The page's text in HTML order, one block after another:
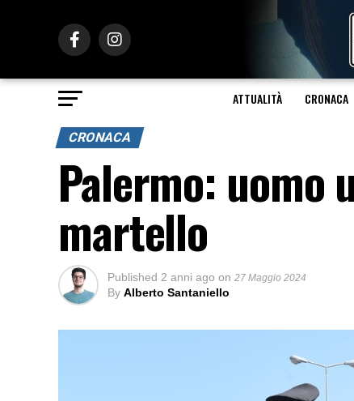
ATTUALITÀ CRONACA
CRONACA
Palermo: uomo
martello
Published 2 anni ago on 27 Maggio 2024
By Alberto Santaniello